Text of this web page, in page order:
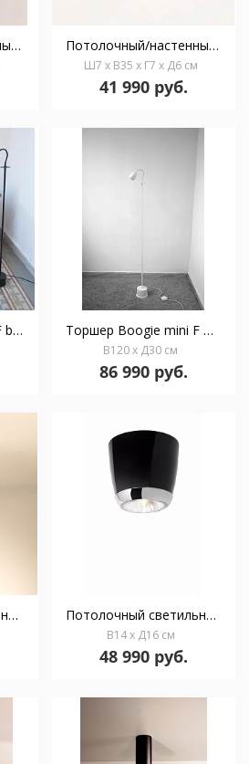
Потолочный/настенный светильник Boogie mini Flexo gold Потолочный/настенный светильник Boogie mini Flexo black
Ш7 x В35 x Г7 x Д6 см
41 990 руб.
Торшер Boogie mini F black Торшер Boogie mini F white
В120 x Д30 см
86 990 руб.
Потолочный светильник Boogie Sofito blanco & cromo Потолочный светильник Boogie Sofito negro & cromo
В14 x Д16 см
48 990 руб.